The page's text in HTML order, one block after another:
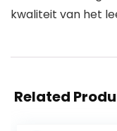
kwaliteit van het
Related